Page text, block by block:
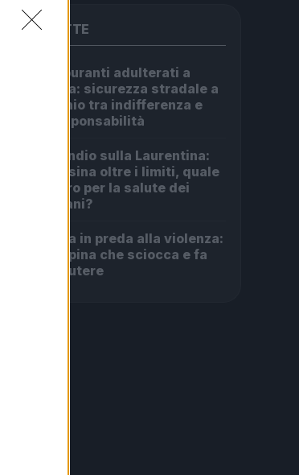
PIÙ LETTE
Carburanti adulterati a
Roma: sicurezza stradale a
rischio tra indifferenza e
irresponsabilità
Incendio sulla Laurentina:
diossina oltre i limiti, quale
futuro per la salute dei
romani?
Roma in preda alla violenza:
la rapina che sciocca e fa
discutere